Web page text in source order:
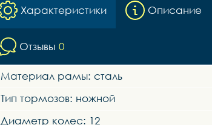
Характеристики Описание
Отзывы 0
Материал рамы: сталь
Тип тормозов: ножной
Диаметр колес: 12